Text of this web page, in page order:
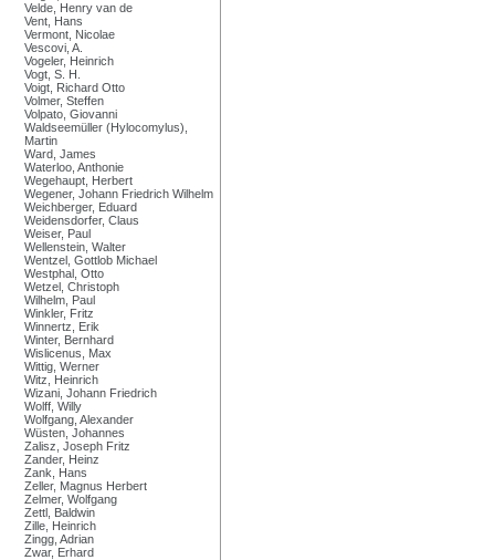
Velde, Henry van de
Vent, Hans
Vermont, Nicolae
Vescovi, A.
Vogeler, Heinrich
Vogt, S. H.
Voigt, Richard Otto
Volmer, Steffen
Volpato, Giovanni
Waldseemüller (Hylocomylus),
Martin
Ward, James
Waterloo, Anthonie
Wegehaupt, Herbert
Wegener, Johann Friedrich Wilhelm
Weichberger, Eduard
Weidensdorfer, Claus
Weiser, Paul
Wellenstein, Walter
Wentzel, Gottlob Michael
Westphal, Otto
Wetzel, Christoph
Wilhelm, Paul
Winkler, Fritz
Winnertz, Erik
Winter, Bernhard
Wislicenus, Max
Wittig, Werner
Witz, Heinrich
Wizani, Johann Friedrich
Wolff, Willy
Wolfgang, Alexander
Wüsten, Johannes
Zalisz, Joseph Fritz
Zander, Heinz
Zank, Hans
Zeller, Magnus Herbert
Zelmer, Wolfgang
Zettl, Baldwin
Zille, Heinrich
Zingg, Adrian
Zwar, Erhard